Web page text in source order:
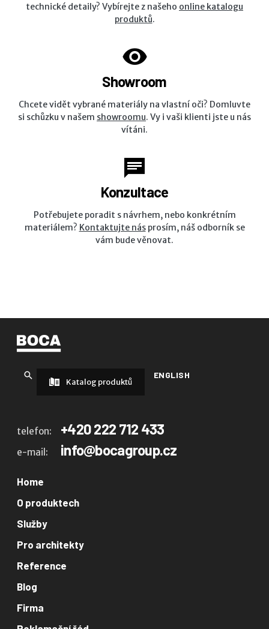
technické detaily? Vybírejte z našeho online katalogu
produktů.
Showroom
Chcete vidět vybrané materiály na vlastní oči? Domluvte
si schůzku v našem showroomu. Vy i vaši klienti jste u nás
vítáni.
Konzultace
Potřebujete poradit s návrhem, nebo konkrétním
materiálem? Kontaktujte násprosím, náš odborník se
vám bude věnovat.
ENGLISH
Katalog produktů
telefon: +420 222 712 433
e-mail: info@bocagroup.cz
Home
O produktech
Služby
Pro architekty
Reference
Blog
Firma